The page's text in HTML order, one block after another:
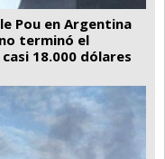
Pou en Argentina
terminó el
18.000 dólares